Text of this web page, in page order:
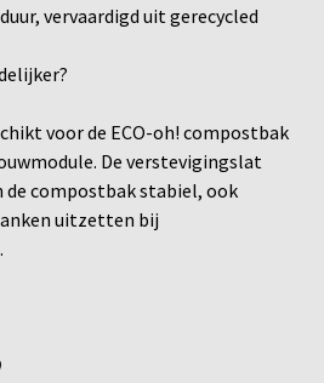
vervaardigd uit gerecycled
voor de ECO-oh! compostbak
De verstevigingslat
de compostbak stabiel, ook
uitzetten bij